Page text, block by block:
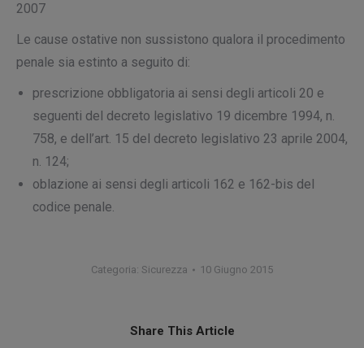
2007
Le cause ostative non sussistono qualora il procedimento
penale sia estinto a seguito di:
prescrizione obbligatoria ai sensi degli articoli 20 e
seguenti del decreto legislativo 19 dicembre 1994, n.
758, e dell’art. 15 del decreto legislativo 23 aprile 2004,
n. 124;
oblazione ai sensi degli articoli 162 e 162-bis del
codice penale.
Categoria: Sicurezza 10 Giugno 2015
Share This Article